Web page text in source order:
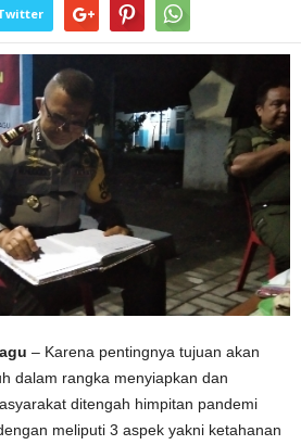
– Karena pentingnya tujuan akan
dalam rangka menyiapkan dan
ditengah himpitan pandemi
meliputi 3 aspek yakni ketahanan